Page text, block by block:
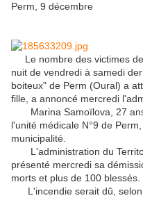
Perm, 9 décembre
Le nombre des victimes
nuit de vendredi à samedi
boiteux" de Perm (Oural) a
fille, a annoncé mercredi
Marina Samoïlova, 27
l'unité médicale N°9 de
municipalité.
L'administration du
présenté mercredi sa
morts et plus de 100 blessés.
L'incendie serait dû, selon